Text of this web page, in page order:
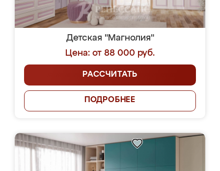
Детская "Магнолия"
Цена: от 88 000 руб.
РАССЧИТАТЬ
ПОДРОБНЕЕ